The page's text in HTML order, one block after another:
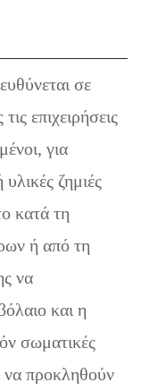
σε
επιχειρήσεις
για
ζημιές
κατά τη
ή από τη
να
και η
σωματικές
να προκληθούν